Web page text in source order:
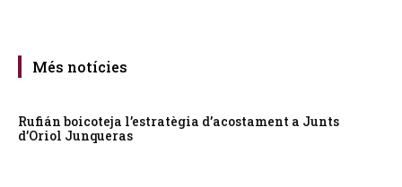
Més notícies
Rufián boicoteja l’estratègia d’acostament a Junts
d’Oriol Junqueras